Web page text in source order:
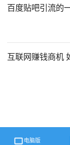
百度贴吧引流的
互联网赚钱商机
电脑版